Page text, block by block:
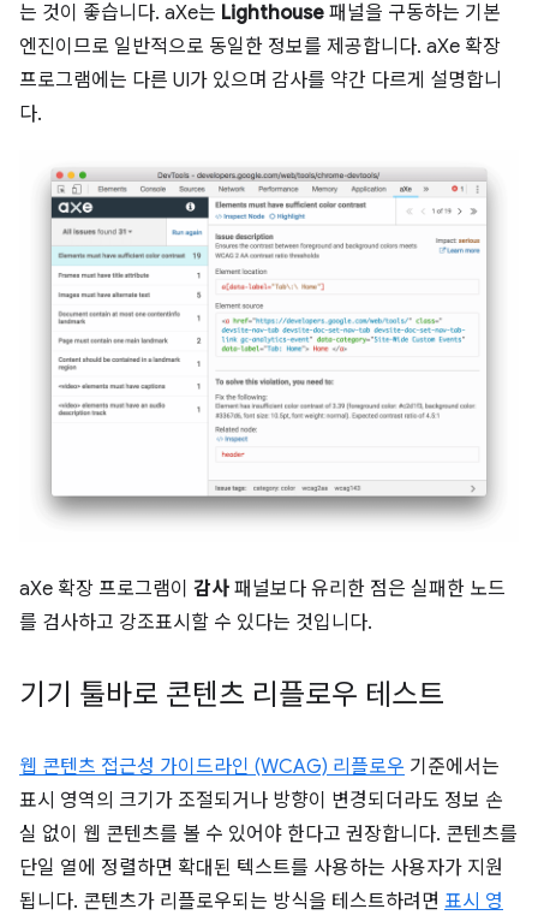
는 것이 좋습니다. aXe는 Lighthouse 패널을 구동하는 기본
엔진이므로 일반적으로 동일한 정보를 제공합니다. aXe 확장
프로그램에는 다른 UI가 있으며 감사를 약간 다르게 설명합니
다.
aXe 확장 프로그램이 감사 패널보다 유리한 점은 실패한 노드
를 검사하고 강조표시할 수 있다는 것입니다.
기기 툴바로 콘텐츠 리플로우 테스트
웹 콘텐츠 접근성 가이드라인 (WCAG) 리플로우 기준에서는
표시 영역의 크기가 조절되거나 방향이 변경되더라도 정보 손
실 없이 웹 콘텐츠를 볼 수 있어야 한다고 권장합니다. 콘텐츠를
단일 열에 정렬하면 확대된 텍스트를 사용하는 사용자가 지원
됩니다. 콘텐츠가 리플로우되는 방식을 테스트하려면 표시 영